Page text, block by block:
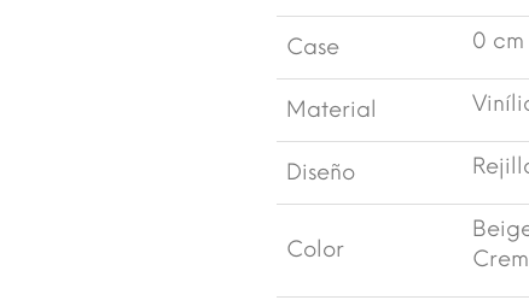
Case 0 cm
Material
Diseño
Color